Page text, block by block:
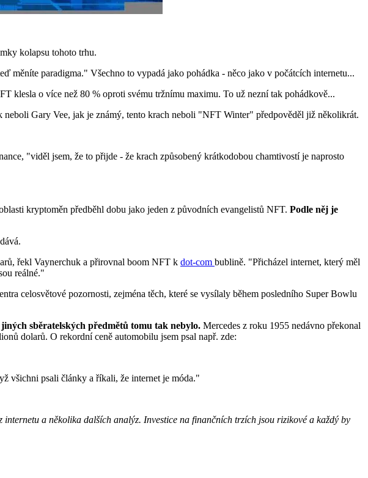
kolapsu tohoto trhu.
měníte paradigma." Všechno to vypadá jako pohádka - něco jako v počátcích internetu...
klesla o více než 80 % oproti svému tržnímu maximu. To už nezní tak pohádkově...
Gary Vee, jak je známý, tento krach neboli "NFT Winter" předpověděl již několikrát.
"viděl jsem, že to přijde - že krach způsobený krátkodobou chamtivostí je naprosto
kryptoměn předběhl dobu jako jeden z původních evangelistů NFT. Podle něj je
řekl Vaynerchuk a přirovnal boom NFT k dot-com bublině. "Přicházel internet, který měl
reálné."
celosvětové pozornosti, zejména těch, které se vysílaly během posledního Super Bowlu
sběratelských předmětů tomu tak nebylo. Mercedes z roku 1955 nedávno překonal
dolarů. O rekordní ceně automobilu jsem psal např. zde:
všichni psali články a říkali, že internet je móda."
a několika dalších analýz. Investice na finančních trzích jsou rizikové a každý by